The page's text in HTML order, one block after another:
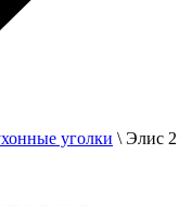
уголки \ Элис 2